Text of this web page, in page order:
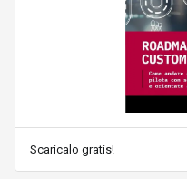
Scaricalo gratis!